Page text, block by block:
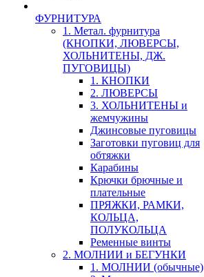
ФУРНИТУРА
1. Метал. фурнитура
(КНОПКИ, ЛЮВЕРСЫ,
ХОЛЬНИТЕНЫ, ДЖ.
ПУГОВИЦЫ)
1. КНОПКИ
2. ЛЮВЕРСЫ
3. ХОЛЬНИТЕНЫ и
жемчужины
Джинсовые пуговицы
Заготовки пуговиц для
обтяжки
Карабины
Крючки брючные и
плательные
ПРЯЖКИ, РАМКИ,
КОЛЬЦА,
ПОЛУКОЛЬЦА
Ременные винты
2. МОЛНИИ и БЕГУНКИ
1. МОЛНИИ (обычные)